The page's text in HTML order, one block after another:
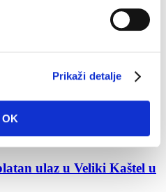
Prikaži detalje
OK
zahvalnosti i Dan
obilježavanja u
ulaz u Veliki Kaštel u